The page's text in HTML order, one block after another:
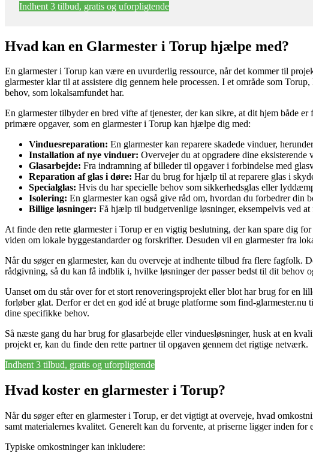
Indhent 3 tilbud, gratis og uforpligtende
Hvad kan en Glarmester i Torup hjælpe med?
En glarmester i Torup kan være en uvurderlig ressource, når det kommer til
glarmester klar til at assistere dig gennem hele processen. I et område som
behov, som lokalsamfundet har.
En glarmester tilbyder en bred vifte af tjenester, der kan sikre, at dit hjem både
primære opgaver, som en glarmester i Torup kan hjælpe dig med:
Vinduesreparation: En glarmester kan reparere skadede vinduer,
Installation af nye vinduer: Overvejer du at opgradere dine
Glasarbejde: Fra indramning af billeder til opgaver i forbindelse med
Reparation af glas i døre: Har du brug for hjælp til at reparere glas i
Specialglas: Hvis du har specielle behov som sikkerhedsglas eller
Isolering: En glarmester kan også give råd om, hvordan du forbedrer din
Billige løsninger: Få hjælp til budgetvenlige løsninger, eksempelvis ved at
At finde den rette glarmester i Torup er en vigtig beslutning, der kan spare dig
viden om lokale byggestandarder og forskrifter. Desuden vil en glarmester fra
Når du søger en glarmester, kan du overveje at indhente tilbud fra flere fagfolk.
rådgivning, så du kan få indblik i, hvilke løsninger der passer bedst til dit behov
Uanset om du står over for et stort renoveringsprojekt eller blot har brug for en
forløber glat. Derfor er det en god idé at bruge platforme som find-
dine specifikke behov.
Så næste gang du har brug for glasarbejde eller vinduesløsninger, husk at en
projekt er, kan du finde den rette partner til opgaven gennem det rigtige netværk.
Indhent 3 tilbud, gratis og uforpligtende
Hvad koster en glarmester i Torup?
Når du søger efter en glarmester i Torup, er det vigtigt at overveje, hvad
samt materialernes kvalitet. Generelt kan du forvente, at priserne ligger inden
Typiske omkostninger kan inkludere: